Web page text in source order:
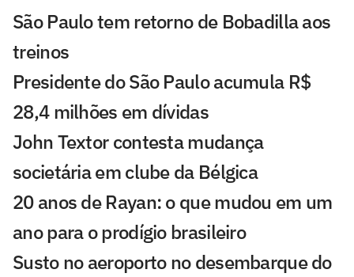
São Paulo tem retorno de Bobadilla aos
treinos
Presidente do São Paulo acumula R$
28,4 milhões em dívidas
John Textor contesta mudança
societária em clube da Bélgica
20 anos de Rayan: o que mudou em um
ano para o prodígio brasileiro
Susto no aeroporto no desembarque do